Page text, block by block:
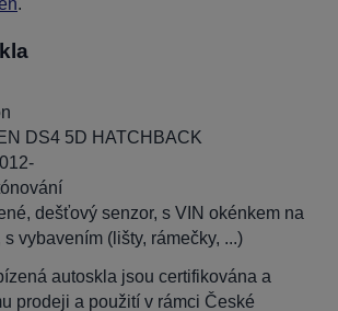
.
DS4 5D HATCHBACK
dešťový senzor, s VIN okénkem na
vybavením (lišty, rámečky, ...)
autoskla jsou certifikována a
prodeji a použití v rámci České